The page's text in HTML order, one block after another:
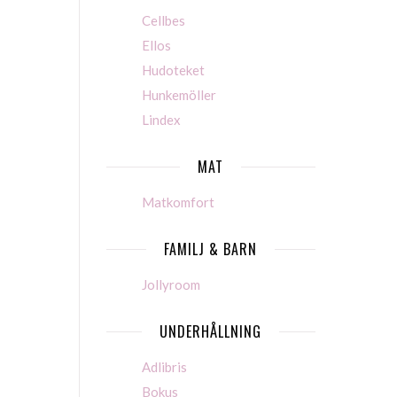
Cellbes
Ellos
Hudoteket
Hunkemöller
Lindex
MAT
Matkomfort
FAMILJ & BARN
Jollyroom
UNDERHÅLLNING
Adlibris
Bokus